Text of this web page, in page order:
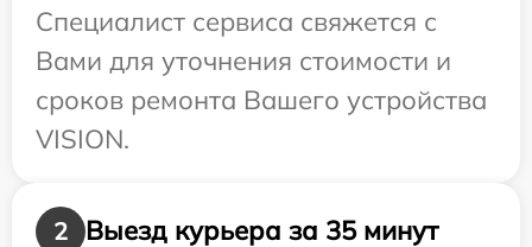
Специалист сервиса свяжется с
Вами для уточнения стоимости и
сроков ремонта Вашего устройства
VISION.
2 Выезд курьера за 35 минут